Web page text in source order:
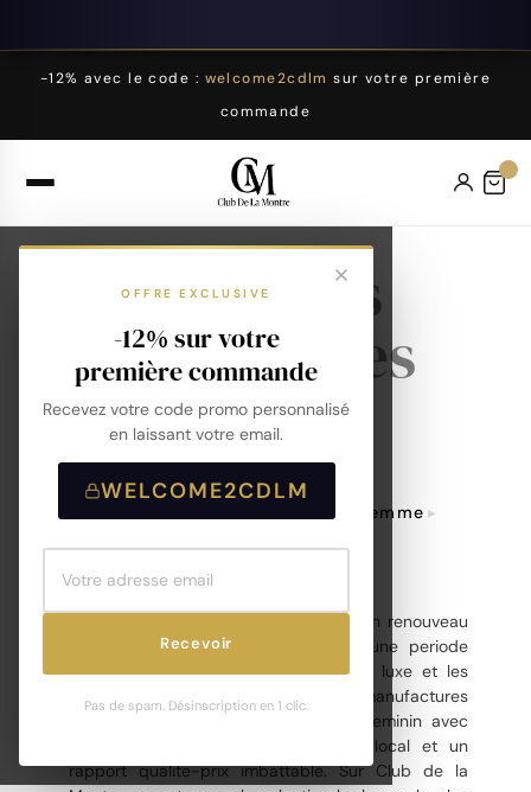
-12% avec le code : welcome2cdlm sur votre première
commande
OFFRE EXCLUSIVE
-12% sur votre
première commande
Recevez votre code promo personnalisé
en laissant votre email.
WELCOME2CDLM
Recevoir
Pas de spam. Désinscription en 1 clic.
Montres
Françaises
Femme
Montres Femme
Montres Françaises Femme
connait un renouveau
remarquable depuis dix ans. Apres une periode
dominee par les marques suisses de luxe et les
mode-marques americaines, les manufactures
francaises ont reinvente le segment feminin avec
un design singulier, un assemblage local et un
rapport qualite-prix imbattable. Sur Club de la